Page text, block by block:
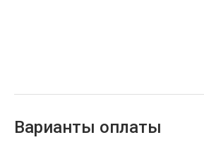
Варианты оплаты